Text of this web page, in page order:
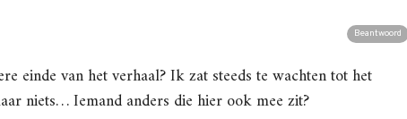
Beantwoord
einde van het verhaal? Ik zat steeds te wachten tot het
niets… Iemand anders die hier ook mee zit?